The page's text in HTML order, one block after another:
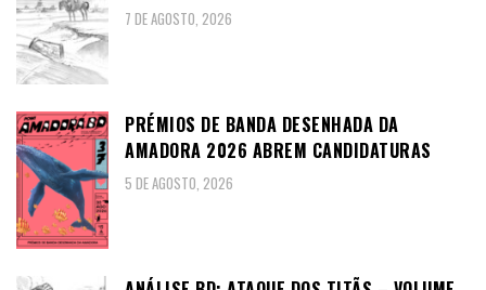
7 DE AGOSTO, 2026
PRÉMIOS DE BANDA DESENHADA DA
AMADORA 2026 ABREM CANDIDATURAS
5 DE AGOSTO, 2026